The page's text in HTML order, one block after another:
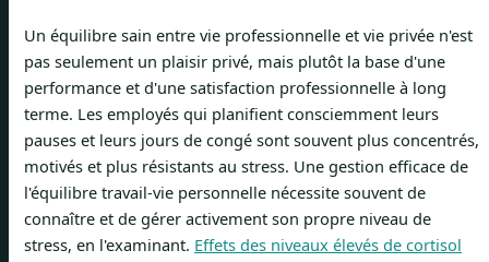
Un équilibre sain entre vie professionnelle et vie privée n'est
pas seulement un plaisir privé, mais plutôt la base d'une
performance et d'une satisfaction professionnelle à long
terme. Les employés qui planifient consciemment leurs
pauses et leurs jours de congé sont souvent plus concentrés,
motivés et plus résistants au stress. Une gestion efficace de
l'équilibre travail-vie personnelle nécessite souvent de
connaître et de gérer activement son propre niveau de
stress, en l'examinant. Effets des niveaux élevés de cortisol